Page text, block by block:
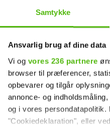
Samtykke
Ansvarlig brug af dine data
Vi og vores 236 partnere
browser til præferencer,
opbevarer og tilgår
annonce- og
og i vores
"Cookiedeklaration", eller
noget
også
Mille
tydeligt,
om